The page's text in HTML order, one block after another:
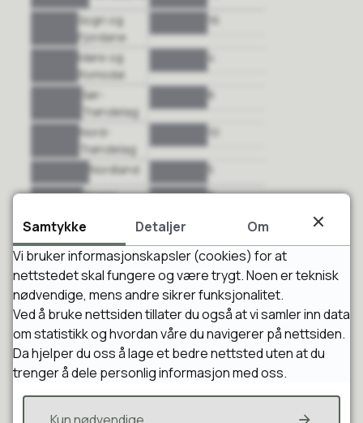
16
Sogn og
Fjordane
4
Møre og
Romsdal
8
Sør-
Trøndelag
10
Nord-
Trøndelag
Nordland
9
Troms
Finnmark
Finnmárku
4
metingsval
Alle samar som er registrerte i valmanntalet til
Sametinget, har røysterett.
Sametingsvalet blir halde kvart fjerde år på same
dagen som stortingsvalet. Det er 7 valkrinsar som
dekkjer heile landet. Kvar valkrins får tildelt mandat
Samtykke Detaljer
Om
Vi bruker informasjonskapsler (cookies) for at
nettstedet skal fungere og være trygt. Noen er teknisk
nødvendige, mens andre sikrer funksjonalitet.
Ved å bruke nettsiden tillater du også at vi samler inn data
om statistikk og hvordan våre du navigerer på nettsiden.
Da hjelper du oss å lage et bedre nettsted uten at du
trenger å dele personlig informasjon med oss.